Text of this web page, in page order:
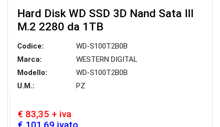
Hard Disk WD SSD 3D Nand Sata III
M.2 2280 da 1TB
Codice:
WD-S100T2B0B
Marca:
WESTERN DIGITAL
Modello:
WD-S100T2B0B
U.M.:
PZ
€ 83,35 + iva
€ 101,69 ivato